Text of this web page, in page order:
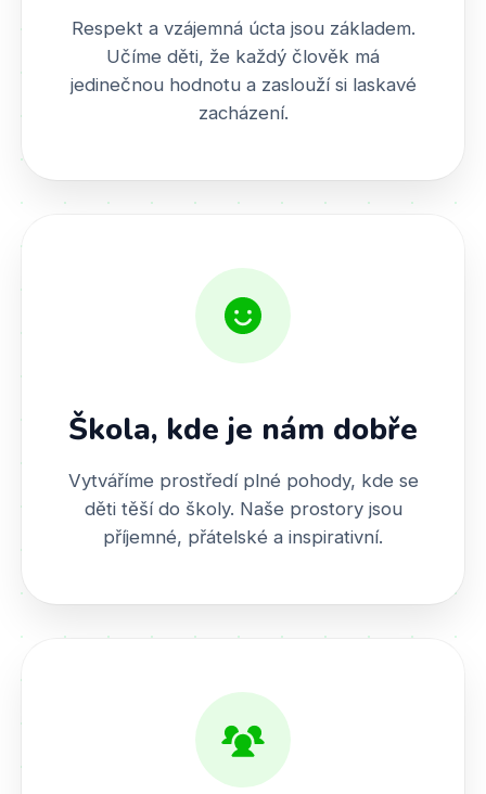
Respekt a vzájemná úcta jsou základem.
Učíme děti, že každý člověk má
jedinečnou hodnotu a zaslouží si laskavé
zacházení.
Škola, kde je nám dobře
Vytváříme prostředí plné pohody, kde se
děti těší do školy. Naše prostory jsou
příjemné, přátelské a inspirativní.